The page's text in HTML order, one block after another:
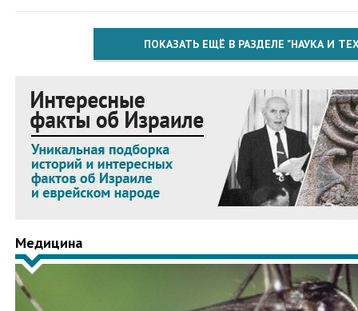
ПОКАЗАТЬ ЕЩЁ В РАЗДЕЛЕ "НАУКА И
Медицина